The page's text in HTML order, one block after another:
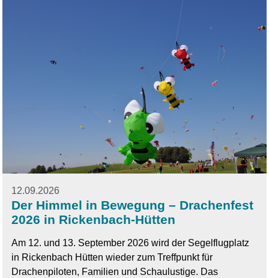
12.09.2026
Der Himmel in Bewegung – Drachenfest
2026 in Rickenbach-Hütten
Am 12. und 13. September 2026 wird der Segelflugplatz
in Rickenbach Hütten wieder zum Treffpunkt für
Drachenpiloten, Familien und Schaulustige. Das